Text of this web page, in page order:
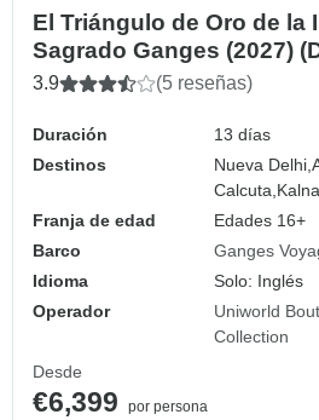
El Triángulo de Oro de la
Sagrado Ganges (2027)
Calcuta, 2027)
3.9 (5 reseñas)
Duración
13 días
Destinos
Nueva Delhi,
Calcuta,
Franja de edad
Edades 16+
Barco
Ganges
Idioma
Solo: Inglés
Operador
Uniworld
Collection
Desde
€6,399
por persona